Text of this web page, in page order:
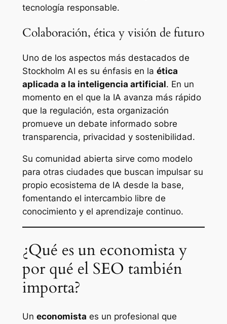
tecnología responsable.
Colaboración, ética y visión de futuro
Uno de los aspectos más destacados de
Stockholm AI es su énfasis en la ética
aplicada a la inteligencia artificial. En un
momento en el que la IA avanza más rápido
que la regulación, esta organización
promueve un debate informado sobre
transparencia, privacidad y sostenibilidad.
Su comunidad abierta sirve como modelo
para otras ciudades que buscan impulsar su
propio ecosistema de IA desde la base,
fomentando el intercambio libre de
conocimiento y el aprendizaje continuo.
¿Qué es un economista y
por qué el SEO también
importa?
Un economista es un profesional que